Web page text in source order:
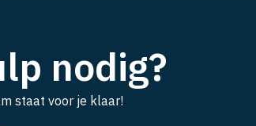
nodig?
staat voor je klaar!